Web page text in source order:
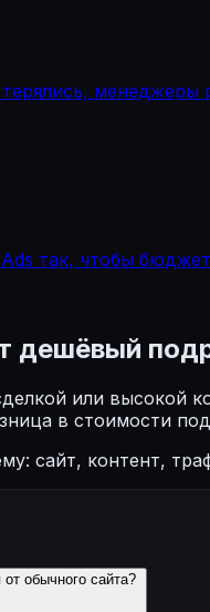
так, чтобы
дешёвый
или высокой
в стоимости
сайт, контент,
обычного сайта?